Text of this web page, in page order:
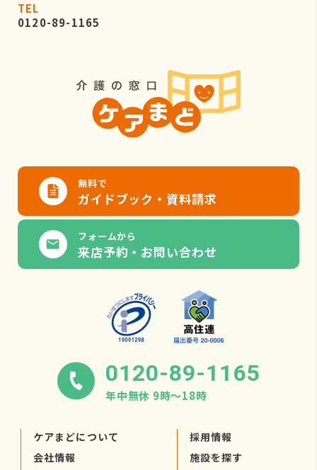
TEL
0120-89-1165
無料で
ガイドブック・資料請求
フォームから
来店予約・お問い合わせ
0120-89-1165
年中無休 9時〜18時
ケアまどについて
会社情報
採用情報
施設を探す